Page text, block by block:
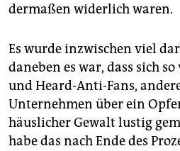
dermaßen widerlich waren.
Es wurde inzwischen viel
daneben es war, dass sich
und Heard-Anti-Fans,
Unternehmen über ein
häuslicher Gewalt lustig
habe das nach Ende des